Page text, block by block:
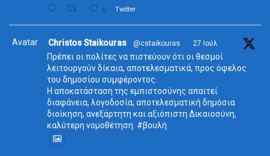
6 Twitter
Avatar Christos Staikouras @cstaikouras · 27 Ιούλ
Πρέπει οι πολίτες να πιστεύουν ότι οι θεσμοί
λειτουργούν δίκαια, αποτελεσματικά, προς όφελος
του δημοσίου συμφέροντος.
Η αποκατάσταση της εμπιστοσύνης απαιτεί
διαφάνεια, λογοδοσία, αποτελεσματική δημόσια
διοίκηση, ανεξάρτητη και αξιόπιστη Δικαιοσύνη,
καλύτερη νομοθέτηση. #βουλή